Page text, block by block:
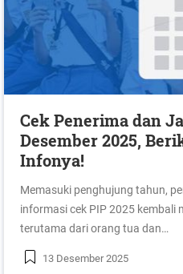
Cek Penerima dan
Desember 2025,
Infonya!
Memasuki penghujung tahun,
informasi cek PIP 2025 kembali
terutama dari orang tua dan…
13 Desember 2025